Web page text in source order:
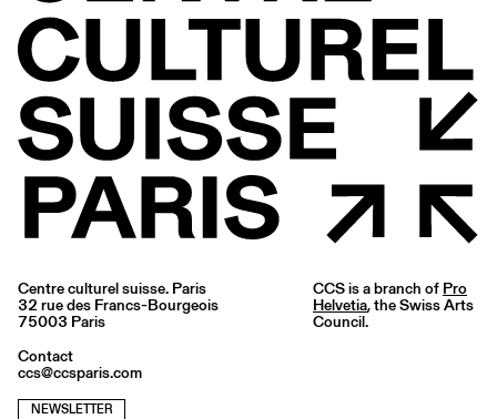
Centre culturel suisse. Paris
32 rue des Francs-Bourgeois
75003 Paris
Contact
ccs@ccsparis.com
NEWSLETTER
CCS is a branch of Pro
Helvetia, the Swiss Arts
Council.